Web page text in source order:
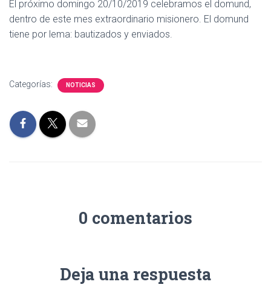
El próximo domingo 20/10/2019 celebramos el domund,
dentro de este mes extraordinario misionero. El domund
tiene por lema: bautizados y enviados.
Categorías: NOTICIAS
0 comentarios
Deja una respuesta